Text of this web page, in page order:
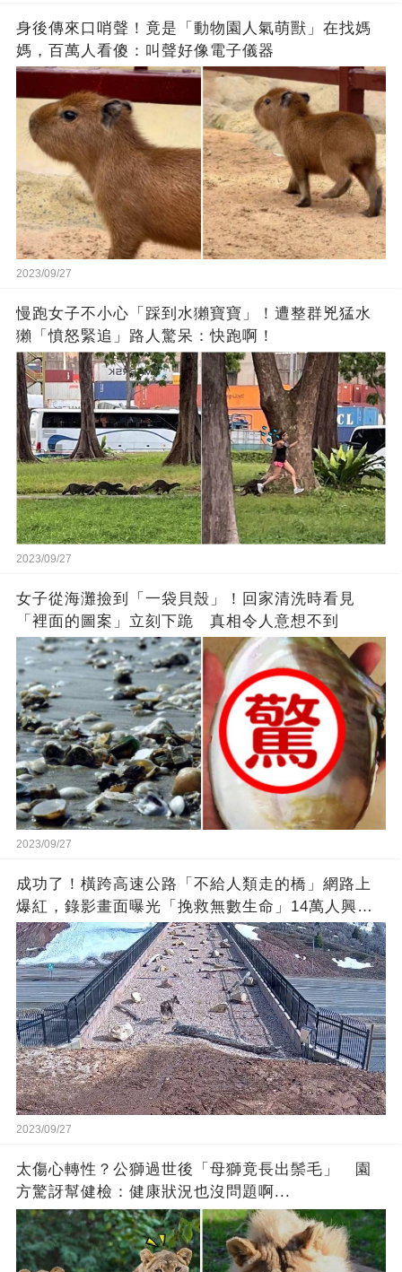
身後傳來口哨聲！竟是「動物園人氣萌獸」在找媽
媽，百萬人看傻：叫聲好像電子儀器
2023/09/27
慢跑女子不小心「踩到水獺寶寶」！遭整群兇猛水
獺「憤怒緊追」路人驚呆：快跑啊！
2023/09/27
女子從海灘撿到「一袋貝殼」！回家清洗時看見
「裡面的圖案」立刻下跪 真相令人意想不到
2023/09/27
成功了！橫跨高速公路「不給人類走的橋」網路上
爆紅，錄影畫面曝光「挽救無數生命」14萬人興奮
歡呼
2023/09/27
太傷心轉性？公獅過世後「母獅竟長出鬃毛」 園
方驚訝幫健檢：健康狀況也沒問題啊...